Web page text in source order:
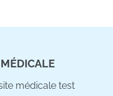
médicale test